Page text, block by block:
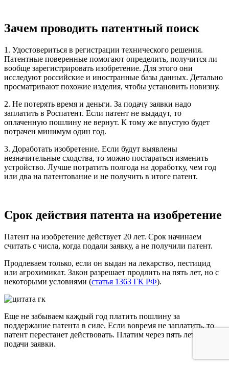
Зачем проводить патентный поиск
1. Удостовериться в регистрации технического решения.
Патентные поверенные помогают определить, получится ли
вообще зарегистрировать изобретение. Для этого они
исследуют российские и иностранные базы данных. Детально
просматривают похожие изделия, чтобы установить новизну.
2. Не потерять время и деньги. За подачу заявки надо
заплатить в Роспатент. Если патент не выдадут, то
оплаченную пошлину не вернут. К тому же впустую будет
потрачен минимум один год.
3. Доработать изобретение. Если будут выявлены
незначительные сходства, то можно постараться изменить
устройство. Лучше потратить полгода на доработку, чем год
или два на патентование и не получить в итоге патент.
Срок действия патента на изобретение
Патент на изобретение действует 20 лет. Срок начинаем
считать с числа, когда подали заявку, а не получили патент.
Продлеваем только, если он выдан на лекарство, пестицид
или агрохимикат. Закон разрешает продлить на пять лет, но с
некоторыми условиями (статья 1363 ГК РФ).
Еще не забываем каждый год платить пошлину за
поддержание патента в силе. Если вовремя не заплатить, то
патент перестанет действовать. Платим через пять лет после
подачи заявки.